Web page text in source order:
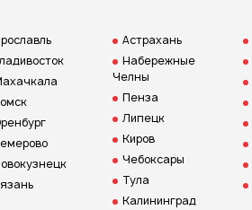
Астрахань
Набережные
Челны
Пенза
Липецк
Киров
Чебоксары
Тула
Калининград